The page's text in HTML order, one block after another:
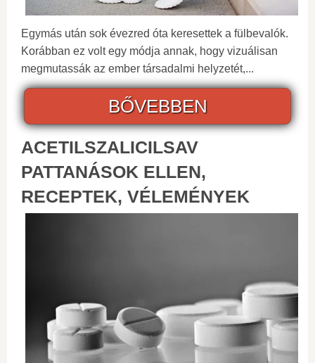
Egymás után sok évezred óta keresettek a fülbevalók.
Korábban ez volt egy módja annak, hogy vizuálisan
megmutassák az ember társadalmi helyzetét,...
BŐVEBBEN
ACETILSZALICILSAV
PATTANÁSOK ELLEN,
RECEPTEK, VÉLEMÉNYEK